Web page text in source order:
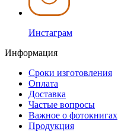
Инстаграм
Информация
Сроки изготовления
Оплата
Доставка
Частые вопросы
Важное о фотокнигах
Продукция